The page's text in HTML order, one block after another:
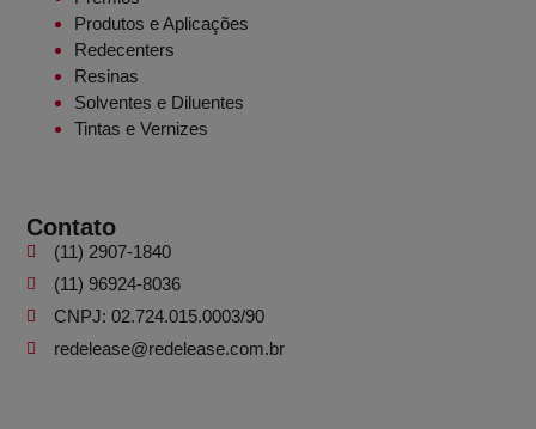
Produtos e Aplicações
Redecenters
Resinas
Solventes e Diluentes
Tintas e Vernizes
Contato
(11) 2907-1840
(11) 96924-8036
CNPJ: 02.724.015.0003/90
redelease@redelease.com.br